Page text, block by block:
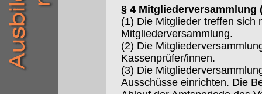
§ 4 Mitgliederversammlung
(1) Die Mitglieder treffen sich
Mitgliederversammlung.
(2) Die
Kassenprüfer/innen.
(3) Die
Ausschüsse einrichten. Die